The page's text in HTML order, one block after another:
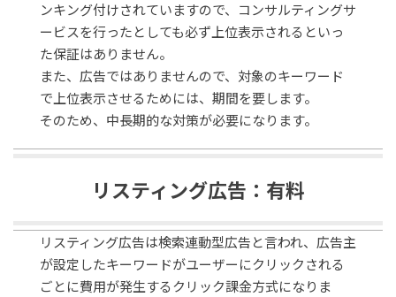
ンキング付けされていますので、コンサルティングサ
ービスを行ったとしても必ず上位表示されるといっ
た保証はありません。
また、広告ではありませんので、対象のキーワード
で上位表示させるためには、期間を要します。
そのため、中長期的な対策が必要になります。
リスティング広告：有料
リスティング広告は検索連動型広告と言われ、広告主
が設定したキーワードがユーザーにクリックされる
ごとに費用が発生するクリック課金方式になりま